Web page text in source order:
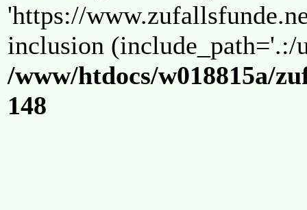
'https://
inclusion (include_path='.:/
/www/htdocs/w018815a/
148